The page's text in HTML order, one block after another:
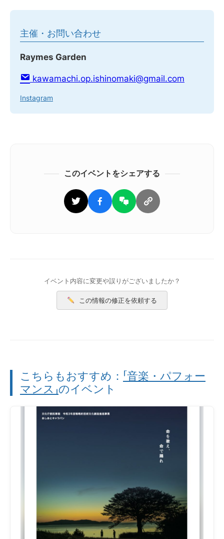
主催・お問い合わせ
Raymes Garden
kawamachi.op.ishinomaki@gmail.com
Instagram
このイベントをシェアする
イベント内容に変更や誤りがございましたか？
この情報の修正を依頼する
こちらもおすすめ： 「音楽・パフォー
マンス」のイベント